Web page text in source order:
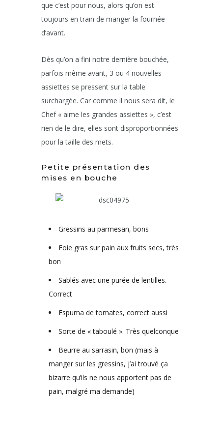
que c’est pour nous, alors qu’on est
toujours en train de manger la fournée
d’avant.
Dès qu’on a fini notre dernière bouchée,
parfois même avant, 3 ou 4 nouvelles
assiettes se pressent sur la table
surchargée. Car comme il nous sera dit, le
Chef « aime les grandes assiettes », c’est
rien de le dire, elles sont disproportionnées
pour la taille des mets.
Petite présentation des
mises en bouche
Gressins au parmesan, bons
Foie gras sur pain aux fruits secs, très
bon
Sablés avec une purée de lentilles.
Correct
Espuma de tomates, correct aussi
Sorte de « taboulé ». Très quelconque
Beurre au sarrasin, bon (mais à
manger sur les gressins, j’ai trouvé ça
bizarre qu’ils ne nous apportent pas de
pain, malgré ma demande)